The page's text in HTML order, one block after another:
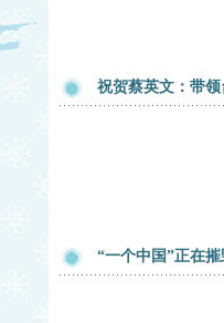
祝贺蔡英文：带
“一个中国”正在